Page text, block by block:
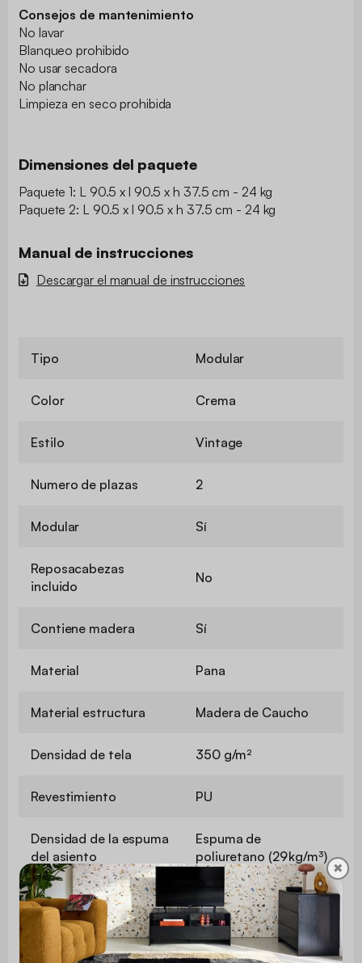
Consejos de mantenimiento
No lavar
Blanqueo prohibido
No usar secadora
No planchar
Limpieza en seco prohibida
Dimensiones del paquete
Paquete 1: L 90.5 x l 90.5 x h 37.5 cm - 24 kg
Paquete 2: L 90.5 x l 90.5 x h 37.5 cm - 24 kg
Manual de instrucciones
Descargar el manual de instrucciones
Tipo Modular
Color Crema
Estilo Vintage
Numero de plazas 2
Modular Sí
Reposacabezas
incluido
No
Contiene madera Sí
Material Pana
Material estructura Madera de Caucho
Densidad de tela 350 g/m²
Revestimiento PU
Densidad de la espuma
del asiento
Espuma de
poliuretano (29 kg/m³)
Relleno del respaldo
Espuma de
poliuretano (25 kg/m³)
Relleno de cojines Espuma de
✖